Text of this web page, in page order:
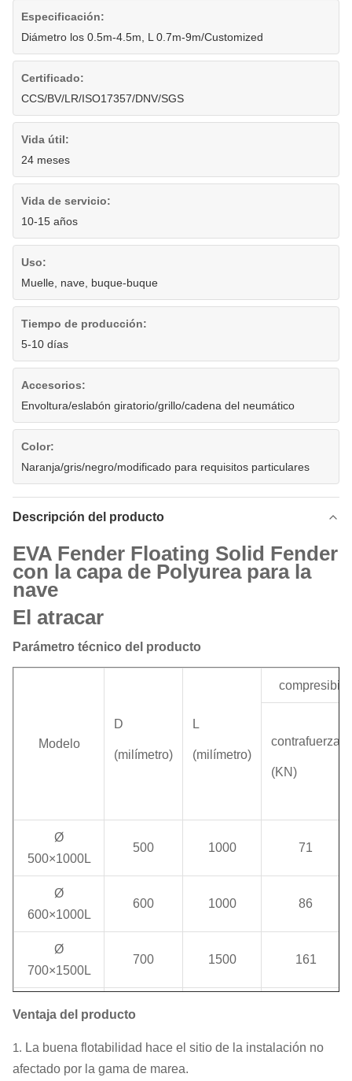
Especificación:
Diámetro los 0.5m-4.5m, L 0.7m-9m/Customized
Certificado:
CCS/BV/LR/ISO17357/DNV/SGS
Vida útil:
24 meses
Vida de servicio:
10-15 años
Uso:
Muelle, nave, buque-buque
Tiempo de producción:
5-10 días
Accesorios:
Envoltura/eslabón giratorio/grillo/cadena del neumático
Color:
Naranja/gris/negro/modificado para requisitos particulares
Descripción del producto
EVA Fender Floating Solid Fender
con la capa de Polyurea para la
nave
El atracar
Parámetro técnico del producto
Modelo
D
(milímetro)
L
(milímetro)
contrafuerza
(KN)
Ø
500×1000L
500 1000 71
Ø
600×1000L
600 1000 86
Ø
700×1500L
700 1500 161
1000
1000
Ventaja del producto
1. La buena flotabilidad hace el sitio de la instalación no
afectado por la gama de marea.